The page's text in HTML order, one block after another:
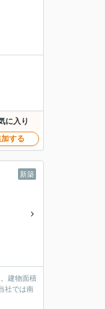
に入り
する
新築
建物面積
社では南